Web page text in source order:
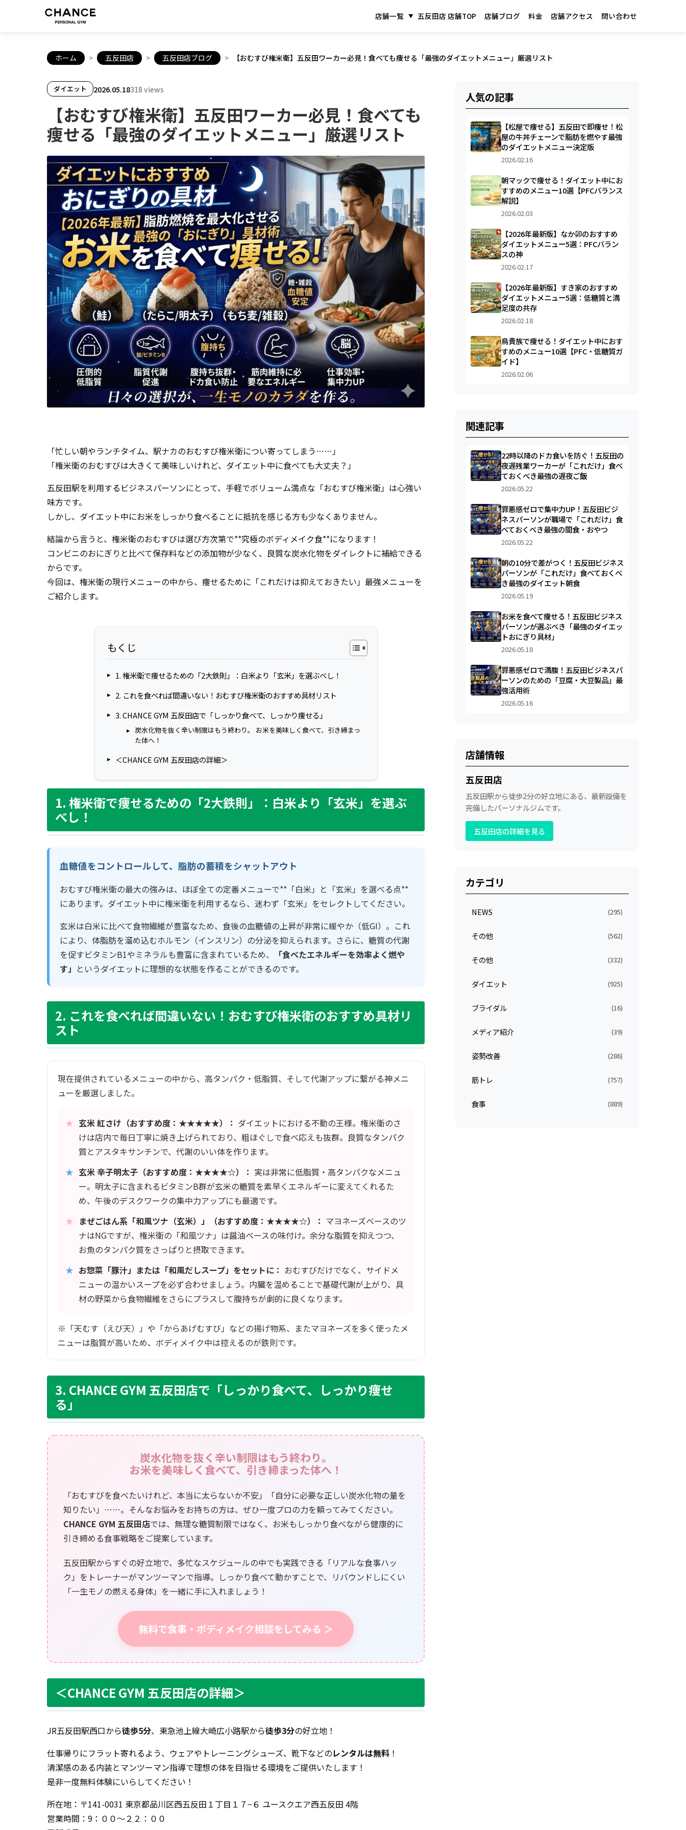
店舗一覧 五反田店 店舗TOP 店舗ブログ 料金 店舗アクセス 問い合わせ
ホーム > 五反田店 > 五反田店ブログ > 【おむすび権米衛】五反田ワーカー必見！食べても痩せる「最強のダイエットメニュー」厳選リスト
ダイエット 2026.05.18318 views
【おむすび権米衛】五反田ワーカー必見！食べても
痩せる「最強のダイエットメニュー」厳選リスト
「忙しい朝やランチタイム、駅ナカのおむすび権米衛につい寄ってしまう……」
「権米衛のおむすびは大きくて美味しいけれど、ダイエット中に食べても大丈夫？」
五反田駅を利用するビジネスパーソンにとって、手軽でボリューム満点な「おむすび権米衛」は心強い
味方です。
しかし、ダイエット中にお米をしっかり食べることに抵抗を感じる方も少なくありません。
結論から言うと、権米衛のおむすびは選び方次第で**究極のボディメイク食**になります！
コンビニのおにぎりと比べて保存料などの添加物が少なく、良質な炭水化物をダイレクトに補給できる
からです。
今回は、権米衛の現行メニューの中から、痩せるために「これだけは抑えておきたい」最強メニューを
ご紹介します。
もくじ
1. 権米衛で痩せるための「2大鉄則」：白米より「玄米」を選ぶべし！
2. これを食べれば間違いない！おむすび権米衛のおすすめ具材リスト
3. CHANCE GYM 五反田店で「しっかり食べて、しっかり痩せる」
炭水化物を抜く辛い制限はもう終わり。 お米を美味しく食べて、引き締まっ
た体へ！
＜CHANCE GYM 五反田店の詳細＞
1. 権米衛で痩せるための「2大鉄則」：白米より「玄米」を選ぶ
べし！
血糖値をコントロールして、脂肪の蓄積をシャットアウト
おむすび権米衛の最大の強みは、ほぼ全ての定番メニューで**「白米」と「玄米」を選べる点**
にあります。ダイエット中に権米衛を利用するなら、迷わず「玄米」をセレクトしてください。
玄米は白米に比べて食物繊維が豊富なため、食後の血糖値の上昇が非常に緩やか（低GI）。これ
により、体脂肪を溜め込むホルモン（インスリン）の分泌を抑えられます。さらに、糖質の代謝
を促すビタミンB1やミネラルも豊富に含まれているため、
「食べたエネルギーを効率よく燃や
す」 というダイエットに理想的な状態を作ることができるのです。
2. これを食べれば間違いない！おむすび権米衛のおすすめ具材リ
スト
現在提供されているメニューの中から、高タンパク・低脂質、そして代謝アップに繋がる神メニ
ューを厳選しました。
★ 玄米 紅さけ（おすすめ度：★★★★★）： ダイエットにおける不動の王様。権米衛のさ
けは店内で毎日丁寧に焼き上げられており、粗ほぐしで食べ応えも抜群。良質なタンパク
質とアスタキサンチンで、代謝のいい体を作ります。
★ 玄米 辛子明太子（おすすめ度：★★★★☆）： 実は非常に低脂質・高タンパクなメニュ
ー。明太子に含まれるビタミンB群が玄米の糖質を素早くエネルギーに変えてくれるた
め、午後のデスクワークの集中力アップにも最適です。
★ まぜごはん系「和風ツナ（玄米）」（おすすめ度：★★★★☆）： マヨネーズベースのツ
ナはNGですが、権米衛の「和風ツナ」は醤油ベースの味付け。余分な脂質を抑えつつ、
お魚のタンパク質をさっぱりと摂取できます。
★ お惣菜「豚汁」または「和風だしスープ」をセットに： おむすびだけでなく、サイドメ
ニューの温かいスープを必ず合わせましょう。内臓を温めることで基礎代謝が上がり、具
材の野菜から食物繊維をさらにプラスして腹持ちが劇的に良くなります。
※「天むす（えび天）」や「からあげむすび」などの揚げ物系、またマヨネーズを多く使ったメ
ニューは脂質が高いため、ボディメイク中は控えるのが鉄則です。
3. CHANCE GYM 五反田店で「しっかり食べて、しっかり痩せ
る」
炭水化物を抜く辛い制限はもう終わり。
お米を美味しく食べて、引き締まった体へ！
「おむすびを食べたいけれど、本当に太らないか不安」「自分に必要な正しい炭水化物の量を
知りたい」……。そんなお悩みをお持ちの方は、ぜひ一度プロの力を頼ってみてください。
CHANCE GYM 五反田店では、無理な糖質制限ではなく、お米もしっかり食べながら健康的に
引き締める食事戦略をご提案しています。
五反田駅からすぐの好立地で、多忙なスケジュールの中でも実践できる「リアルな食事ハッ
ク」をトレーナーがマンツーマンで指導。しっかり食べて動かすことで、リバウンドしにくい
「一生モノの燃える身体」を一緒に手に入れましょう！
無料で食事・ボディメイク相談をしてみる ＞
＜CHANCE GYM 五反田店の詳細＞
JR五反田駅西口から徒歩5分、東急池上線大崎広小路駅から徒歩3分の好立地！
仕事帰りにフラット寄れるよう、ウェアやトレーニングシューズ、靴下などのレンタルは無料 ！
清潔感のある内装とマンツーマン指導で理想の体を目指せる環境をご提供いたします！
是非一度無料体験にいらしてください！
所在地：〒141-0031 東京都品川区西五反田１丁目１７−６ ユースクエア西五反田 4階
営業時間：9：００〜２２：００
人気の記事
【松屋で痩せる】五反田で即痩せ！松
屋の牛丼チェーンで脂肪を燃やす最強
のダイエットメニュー決定版
2026.02.16
朝マックで痩せる！ダイエット中にお
すすめのメニュー10選【PFCバランス
解説】
2026.02.03
【2026年最新版】なか卯のおすすめ
ダイエットメニュー5選：PFCバラン
スの神
2026.02.17
【2026年最新版】すき家のおすすめ
ダイエットメニュー5選：低糖質と満
足度の共存
2026.02.18
鳥貴族で痩せる！ダイエット中におす
すめのメニュー10選【PFC・低糖質ガ
イド】
2026.02.06
関連記事
22時以降のドカ食いを防ぐ！五反田の
夜遅残業ワーカーが「これだけ」食べ
ておくべき最強の遅夜ご飯
2026.05.22
罪悪感ゼロで集中力UP！五反田ビジ
ネスパーソンが職場で「これだけ」食
べておくべき最強の間食・おやつ
2026.05.22
朝の10分で差がつく！五反田ビジネス
パーソンが「これだけ」食べておくべ
き最強のダイエット朝食
2026.05.19
お米を食べて痩せる！五反田ビジネス
パーソンが選ぶべき「最強のダイエッ
トおにぎり具材」
2026.05.18
罪悪感ゼロで満腹！五反田ビジネスパ
ーソンのための「豆腐・大豆製品」最
強活用術
2026.05.16
店舗情報
五反田店
五反田駅から徒歩2分の好立地にある、最新設備を
完備したパーソナルジムです。
五反田店の詳細を見る
カテゴリ
NEWS (295)
その他 (562)
その他 (332)
ダイエット (925)
ブライダル (16)
メディア紹介 (39)
姿勢改善 (286)
筋トレ (757)
食事 (889)